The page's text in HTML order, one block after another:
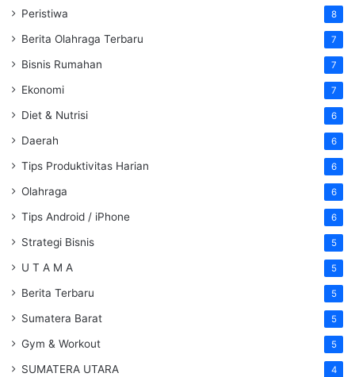
Peristiwa 8
Berita Olahraga Terbaru 7
Bisnis Rumahan 7
Ekonomi 7
Diet & Nutrisi 6
Daerah 6
Tips Produktivitas Harian 6
Olahraga 6
Tips Android / iPhone 6
Strategi Bisnis 5
U T A M A 5
Berita Terbaru 5
Sumatera Barat 5
Gym & Workout 5
SUMATERA UTARA 4